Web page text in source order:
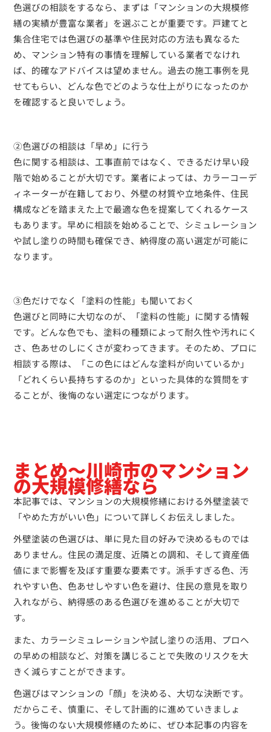
色選びの相談をするなら、まずは「マンションの大規模修
繕の実績が豊富な業者」を選ぶことが重要です。戸建てと
集合住宅では色選びの基準や住民対応の方法も異なるた
め、マンション特有の事情を理解している業者でなけれ
ば、的確なアドバイスは望めません。過去の施工事例を見
せてもらい、どんな色でどのような仕上がりになったのか
を確認すると良いでしょう。
②色選びの相談は「早め」に行う
色に関する相談は、工事直前ではなく、できるだけ早い段
階で始めることが大切です。業者によっては、カラーコーデ
ィネーターが在籍しており、外壁の材質や立地条件、住民
構成などを踏まえた上で最適な色を提案してくれるケース
もあります。早めに相談を始めることで、シミュレーション
や試し塗りの時間も確保でき、納得度の高い選定が可能に
なります。
③色だけでなく「塗料の性能」も聞いておく
色選びと同時に大切なのが、「塗料の性能」に関する情報
です。どんな色でも、塗料の種類によって耐久性や汚れにく
さ、色あせのしにくさが変わってきます。そのため、プロに
相談する際は、「この色にはどんな塗料が向いているか」
「どれくらい長持ちするのか」といった具体的な質問をす
ることが、後悔のない選定につながります。
まとめ～川崎市のマンション
の大規模修繕なら
本記事では、マンションの大規模修繕における外壁塗装で
「やめた方がいい色」について詳しくお伝えしました。
外壁塗装の色選びは、単に見た目の好みで決めるものでは
ありません。住民の満足度、近隣との調和、そして資産価
値にまで影響を及ぼす重要な要素です。派手すぎる色、汚
れやすい色、色あせしやすい色を避け、住民の意見を取り
入れながら、納得感のある色選びを進めることが大切で
す。
また、カラーシミュレーションや試し塗りの活用、プロへ
の早めの相談など、対策を講じることで失敗のリスクを大
きく減らすことができます。
色選びはマンションの「顔」を決める、大切な決断です。
だからこそ、慎重に、そして計画的に進めていきましょ
う。後悔のない大規模修繕のために、ぜひ本記事の内容を